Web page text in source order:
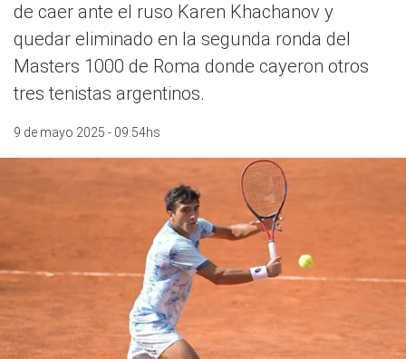
de caer ante el ruso Karen Khachanov y
quedar eliminado en la segunda ronda del
Masters 1000 de Roma donde cayeron otros
tres tenistas argentinos.
9 de mayo 2025 - 09:54hs